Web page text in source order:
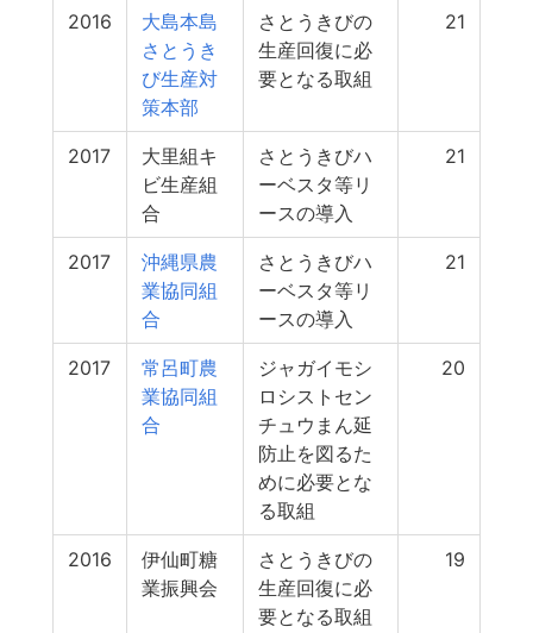
2016
大島本島
さとうき
び生産対
策本部
さとうきびの
生産回復に必
要となる取組
21
2017
大里組キ
ビ生産組
合
さとうきびハ
ーベスタ等リ
ースの導入
21
2017
沖縄県農
業協同組
合
さとうきびハ
ーベスタ等リ
ースの導入
21
2017
常呂町農
業協同組
合
ジャガイモシ
ロシストセン
チュウまん延
防止を図るた
めに必要とな
る取組
20
2016
伊仙町糖
業振興会
さとうきびの
生産回復に必
要となる取組
19